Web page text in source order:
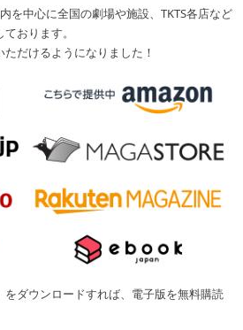
を中心に全国の劇場や施設、TKTS各店など
おります。
だけるようになりました！
ダウンロードすれば、電子版を無料購読